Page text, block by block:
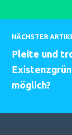
NÄCHSTER
Pleite und
möglich?